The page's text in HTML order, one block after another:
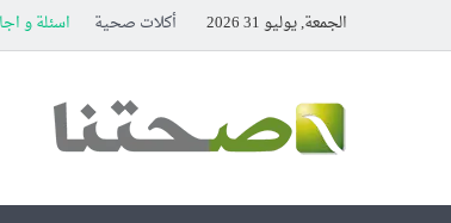
الجمعة, يوليو 31 2026 أكلات صحية اسئلة و